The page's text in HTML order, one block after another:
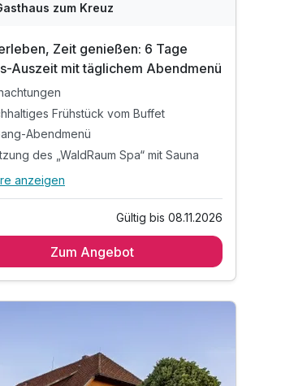
zum Kreuz
Zeit genießen: 6 Tage
Auszeit mit täglichem Abendmenü
Frühstück vom Buffet
Abendmenü
des „WaldRaum Spa“ mit Sauna
Frühstück vom Buffet
über die Region
anzeigen
Gültig bis 08.11.2026
Zum Angebot